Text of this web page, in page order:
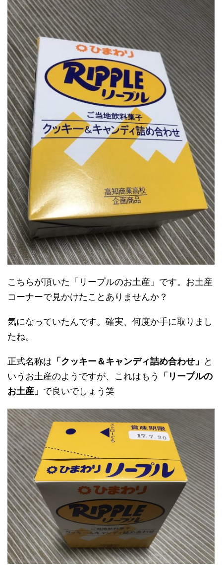
こちらが頂いた「リープルのお土産」です。お土産
コーナーで見かけたことありませんか？
気になっていたんです。確実、何度か手に取りまし
たね。
正式名称は 「クッキー＆キャンディ詰め合わせ」
と
いうお土産のようですが、これはもう
「リープルの
お土産」 で良いでしょう笑